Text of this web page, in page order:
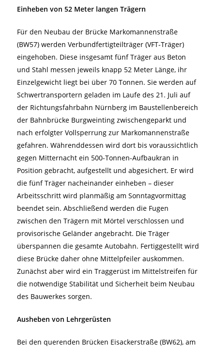
Einheben von 52 Meter langen Trägern
Für den Neubau der Brücke Markomannenstraße
(BW57) werden Verbundfertigteilträger (VFT-Träger)
eingehoben. Diese insgesamt fünf Träger aus Beton
und Stahl messen jeweils knapp 52 Meter Länge, ihr
Einzelgewicht liegt bei über 70 Tonnen. Sie werden auf
Schwertransportern geladen im Laufe des 21. Juli auf
der Richtungsfahrbahn Nürnberg im Baustellenbereich
der Bahnbrücke Burgweinting zwischengeparkt und
nach erfolgter Vollsperrung zur Markomannenstraße
gefahren. Währenddessen wird dort bis voraussichtlich
gegen Mitternacht ein 500-Tonnen-Aufbaukran in
Position gebracht, aufgestellt und abgesichert. Er wird
die fünf Träger nacheinander einheben – dieser
Arbeitsschritt wird planmäßig am Sonntagvormittag
beendet sein. Abschließend werden die Fugen
zwischen den Trägern mit Mörtel verschlossen und
provisorische Geländer angebracht. Die Träger
überspannen die gesamte Autobahn. Fertiggestellt wird
diese Brücke daher ohne Mittelpfeiler auskommen.
Zunächst aber wird ein Traggerüst im Mittelstreifen für
die notwendige Stabilität und Sicherheit beim Neubau
des Bauwerkes sorgen.
Ausheben von Lehrgerüsten
Bei den querenden Brücken Eisackerstraße (BW62), am